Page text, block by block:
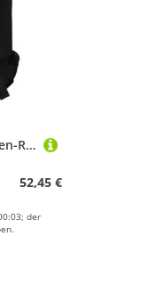
ZWCSHUU Skischuh-Taschen-Rucksack, 50 l, großes Fassungsvermögen, wasserdicht, for Snowboard-Stiefel, Helme, Schutzbrillen, for Aufhängen von Skiern, trockene und nasse Trennung Skistiefel Rucksack
52,45 €
der